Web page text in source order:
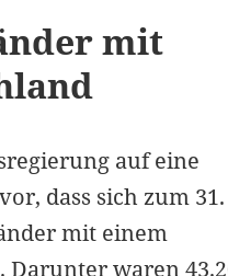
mit
auf eine
dass sich zum 31.
mit einem
waren